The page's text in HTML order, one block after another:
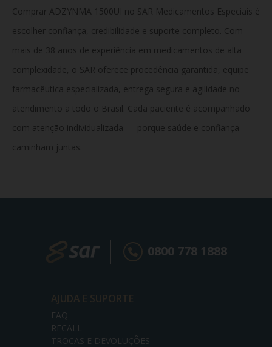
Comprar ADZYNMA 1500UI no SAR Medicamentos Especiais é
escolher confiança, credibilidade e suporte completo. Com
mais de 38 anos de experiência em medicamentos de alta
complexidade, o SAR oferece procedência garantida, equipe
farmacêutica especializada, entrega segura e agilidade no
atendimento a todo o Brasil. Cada paciente é acompanhado
com atenção individualizada — porque saúde e confiança
caminham juntas.
0800 778 1888
AJUDA E SUPORTE
FAQ
RECALL
TROCAS E DEVOLUÇÕES